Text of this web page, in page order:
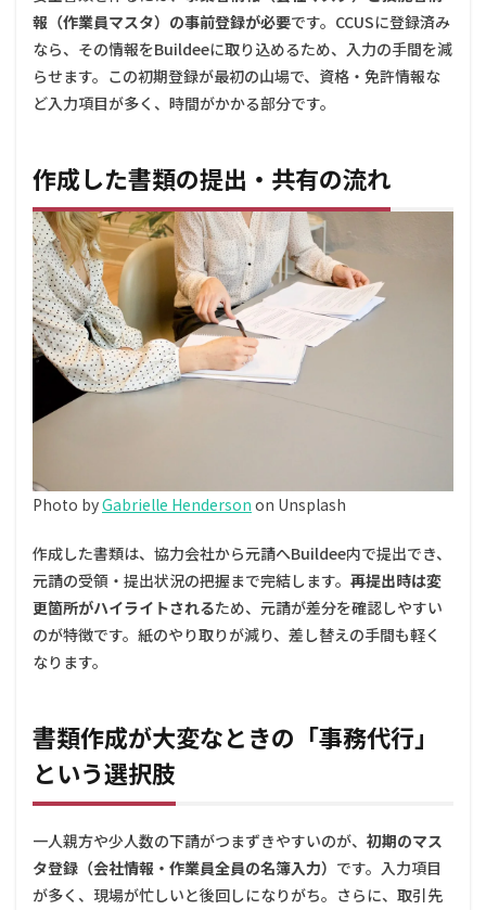
はどん
なもの
があり
ます
か？
Buildee
とグリ
ーンサ
イトは
何が違
います
か？
6.4
Q4.
Buildee
を使う
のに事
6.5
作方
法が
わか
らな
いと
きは
どこ
いい
です
か？
7
め
報（作業員マスタ）の事前登録が必要です。CCUSに登録済み
なら、その情報をBuildeeに取り込めるため、入力の手間を減
らせます。この初期登録が最初の山場で、資格・免許情報な
ど入力項目が多く、時間がかかる部分です。
作成した書類の提出・共有の流れ
Photo byGabrielle Henderson on Unsplash
作成した書類は、協力会社から元請へBuildee内で提出でき、
元請の受領・提出状況の把握まで完結します。 再提出時は変
更箇所がハイライトされるため、元請が差分を確認しやすい
のが特徴です。紙のやり取りが減り、差し替えの手間も軽く
なります。
書類作成が大変なときの「事務代行」
という選択肢
一人親方や少人数の下請がつまずきやすいのが、 初期のマス
タ登録（会社情報・作業員全員の名簿入力） です。入力項目
が多く、現場が忙しいと後回しになりがち。さらに、取引先